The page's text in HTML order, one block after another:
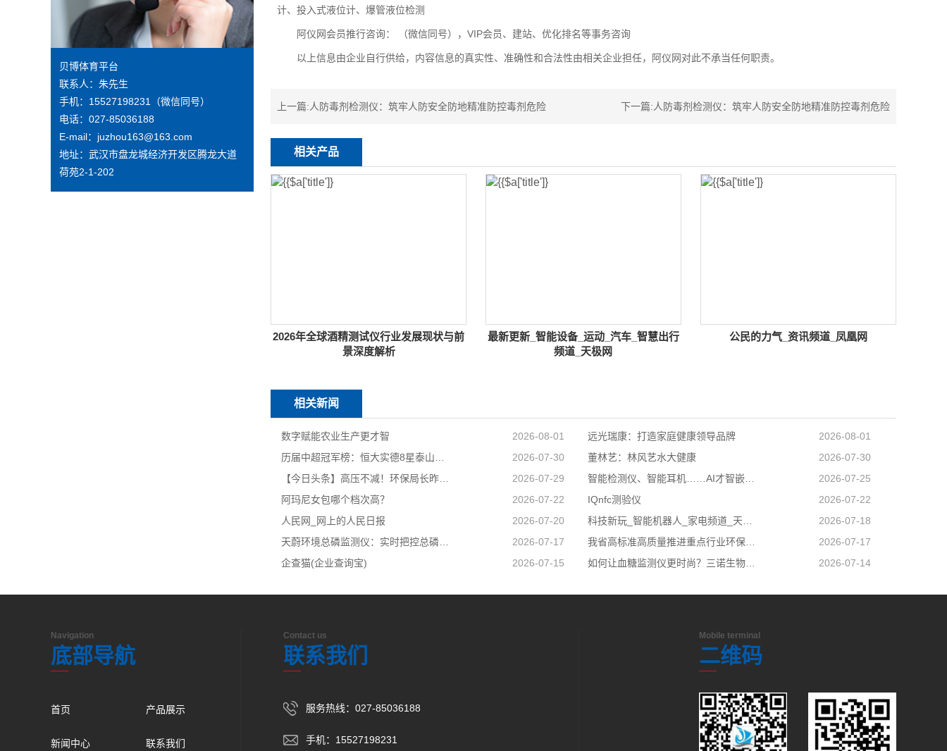
贝博体育平台
联系人：朱先生
手机： 15527198231（微信同号）
电话： 027-85036188
E-mail： juzhou163@163.com
地址： 武汉市盘龙城经济开发区腾龙大道
荷苑2-1-202
计、投入式液位计、爆管液位检测
阿仪网会员推行咨询： （微信同号），VIP会员、建站、优化排名等事务咨询
以上信息由企业自行供给，内容信息的真实性、准确性和合法性由相关企业担任，阿仪网对此不承当任何职责。
上一篇:人防毒剂检测仪：筑牢人防安全防地精准防控毒剂危险 下一篇:人防毒剂检测仪：筑牢人防安全防地精准防控毒剂危险
相关产品
2026年全球酒精测试仪行业发展现状与前
景深度解析
最新更新_智能设备_运动_汽车_智慧出行
频道_天极网
公民的力气_资讯频道_凤凰网
相关新闻
数字赋能农业生产更才智 2026-08-01 远光瑞康：打造家庭健康领导品牌
2026-08-01
2026-07-30 董林艺：林风艺水大健康
2026-07-30
2026-07-29
2026-07-25
阿玛尼女包哪个档次高？
2026-07-22 IQnfc测验仪
2026-07-22
人民网_网上的人民日报
2026-07-20
2026-07-18
2026-07-17
2026-07-17
企查猫(企业查询宝)
2026-07-15 2026-07-14
Navigation
底部导航
首页 产品展示
新闻中心 联系我们
Contact us
联系我们
服务热线： 027-85036188
手机： 15527198231
Mobile terminal
二维码